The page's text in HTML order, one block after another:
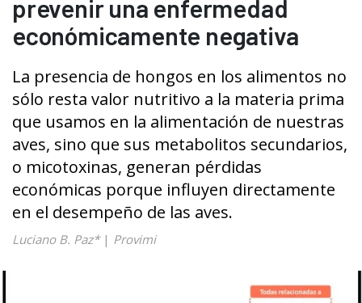
prevenir una enfermedad
económicamente negativa
La presencia de hongos en los alimentos no
sólo resta valor nutritivo a la materia prima
que usamos en la alimentación de nuestras
aves, sino que sus metabolitos secundarios,
o micotoxinas, generan pérdidas
económicas porque influyen directamente
en el desempeño de las aves.
Luciano B. Paz*| Provimi